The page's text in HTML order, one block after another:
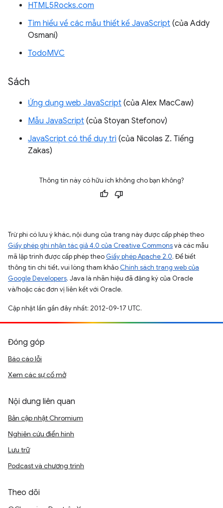
HTML5Rocks.com
Tìm hiểu về các mẫu thiết kế JavaScript (của Addy
Osmani)
TodoMVC
Sách
Ứng dụng web JavaScript (của Alex MacCaw)
Mẫu JavaScript (của Stoyan Stefonov)
JavaScript có thể duy trì (của Nicolas Z. Tiếng
Zakas)
Thông tin này có hữu ích không cho bạn không?
Trừ phi có lưu ý khác, nội dung của trang này được cấp phép theo
Giấy phép ghi nhận tác giả 4.0 của Creative Commonsvà các mẫu
mã lập trình được cấp phép theo Giấy phép Apache 2.0. Để biết
thông tin chi tiết, vui lòng tham khảo Chính sách trang web của
Google Developers. Java là nhãn hiệu đã đăng ký của Oracle
và/hoặc các đơn vị liên kết với Oracle.
Cập nhật lần gần đây nhất: 2012-09-17 UTC.
Đóng góp
Báo cáo lỗi
Xem các sự cố mở
Nội dung liên quan
Bản cập nhật Chromium
Nghiên cứu điển hình
Lưu trữ
Podcast và chương trình
Theo dõi